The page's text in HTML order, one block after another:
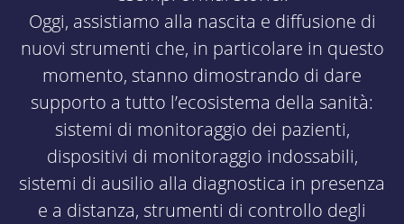
Oggi, assistiamo alla nascita e diffusione di
nuovi strumenti che, in particolare in questo
momento, stanno dimostrando di dare
supporto a tutto l’ecosistema della sanità:
sistemi di monitoraggio dei pazienti,
dispositivi di monitoraggio indossabili,
sistemi di ausilio alla diagnostica in presenza
e a distanza, strumenti di controllo degli